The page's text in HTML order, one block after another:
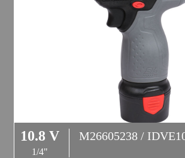
10.8 V
1/4"
M26605238 /